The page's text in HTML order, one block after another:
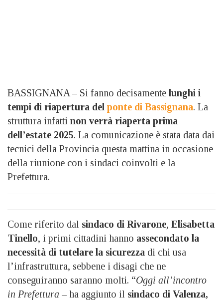
BASSIGNANA – Si fanno decisamente lunghi i
tempi di riapertura del ponte di Bassignana. La
struttura infatti non verrà riaperta prima
dell’estate 2025. La comunicazione è stata data dai
tecnici della Provincia questa mattina in occasione
della riunione con i sindaci coinvolti e la
Prefettura.
Come riferito dal sindaco di Rivarone, Elisabetta
Tinello, i primi cittadini hanno assecondato la
necessità di tutelare la sicurezza di chi usa
l’infrastruttura, sebbene i disagi che ne
conseguiranno saranno molti. “Oggi all’incontro
in Prefettura – ha aggiunto il sindaco di Valenza,